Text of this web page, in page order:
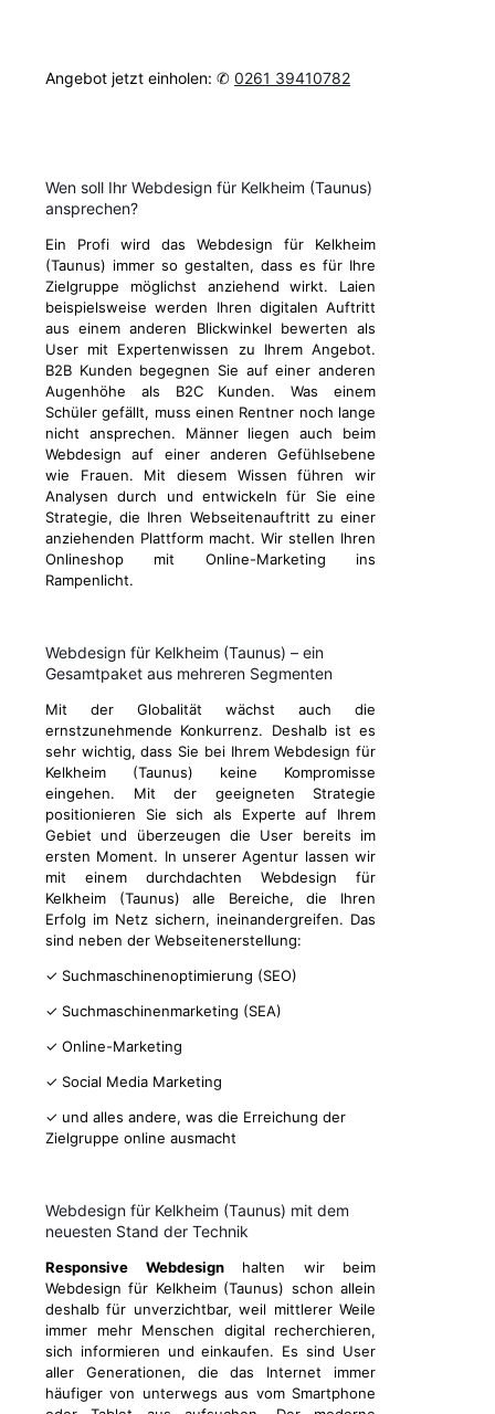
Angebot jetzt einholen: ✆ 0261 39410782
Wen soll Ihr Webdesign für Kelkheim (Taunus)
ansprechen?
Ein Profi wird das Webdesign für Kelkheim
(Taunus) immer so gestalten, dass es für Ihre
Zielgruppe möglichst anziehend wirkt. Laien
beispielsweise werden Ihren digitalen Auftritt
aus einem anderen Blickwinkel bewerten als
User mit Expertenwissen zu Ihrem Angebot.
B2B Kunden begegnen Sie auf einer anderen
Augenhöhe als B2C Kunden. Was einem
Schüler gefällt, muss einen Rentner noch lange
nicht ansprechen. Männer liegen auch beim
Webdesign auf einer anderen Gefühlsebene
wie Frauen. Mit diesem Wissen führen wir
Analysen durch und entwickeln für Sie eine
Strategie, die Ihren Webseitenauftritt zu einer
anziehenden Plattform macht. Wir stellen Ihren
Onlineshop mit Online-Marketing ins
Rampenlicht.
Webdesign für Kelkheim (Taunus) – ein
Gesamtpaket aus mehreren Segmenten
Mit der Globalität wächst auch die
ernstzunehmende Konkurrenz. Deshalb ist es
sehr wichtig, dass Sie bei Ihrem Webdesign für
Kelkheim (Taunus) keine Kompromisse
eingehen. Mit der geeigneten Strategie
positionieren Sie sich als Experte auf Ihrem
Gebiet und überzeugen die User bereits im
ersten Moment. In unserer Agentur lassen wir
mit einem durchdachten Webdesign für
Kelkheim (Taunus) alle Bereiche, die Ihren
Erfolg im Netz sichern, ineinandergreifen. Das
sind neben der Webseitenerstellung:
✓ Suchmaschinenoptimierung (SEO)
✓ Suchmaschinenmarketing (SEA)
✓ Online-Marketing
✓ Social Media Marketing
✓ und alles andere, was die Erreichung der
Zielgruppe online ausmacht
Webdesign für Kelkheim (Taunus) mit dem
neuesten Stand der Technik
Responsive Webdesignhalten wir beim
Webdesign für Kelkheim (Taunus) schon allein
deshalb für unverzichtbar, weil mittlerer Weile
immer mehr Menschen digital recherchieren,
sich informieren und einkaufen. Es sind User
aller Generationen, die das Internet immer
häufiger von unterwegs aus vom Smartphone